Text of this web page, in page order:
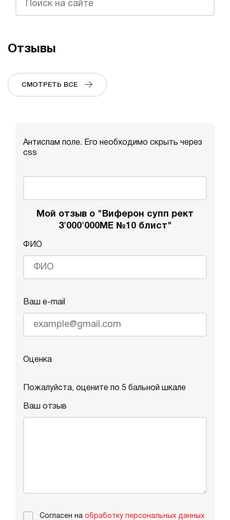
Отзывы
СМОТРЕТЬ ВСЕ
Антиспам поле. Его необходимо скрыть через
css
Мой отзыв о "Виферон супп рект
3'000'000МЕ №10 блист"
ФИО
Ваш e-mail
Оценка
Пожалуйста, оцените по 5 бальной шкале
Ваш отзыв
Согласен на обработку персональных данных